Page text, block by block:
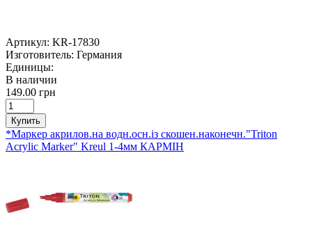
Артикул: KR-17830
Изготовитель: Германия
Единицы:
В наличии
149.00 грн
Купить
*Маркер акрилов.на водн.осн.із скошен.наконечн."Triton
Acrylic Marker" Kreul 1-4мм КАРМІН